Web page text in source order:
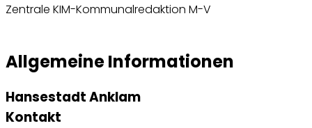
Zentrale KIM-Kommunalredaktion M-V
Allgemeine Informationen
Hansestadt Anklam
Kontakt